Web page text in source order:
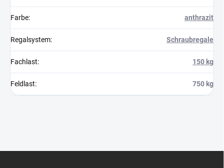
Farbe: anthrazit
Regalsystem: Schraubregale
Fachlast: 150 kg
Feldlast: 750 kg